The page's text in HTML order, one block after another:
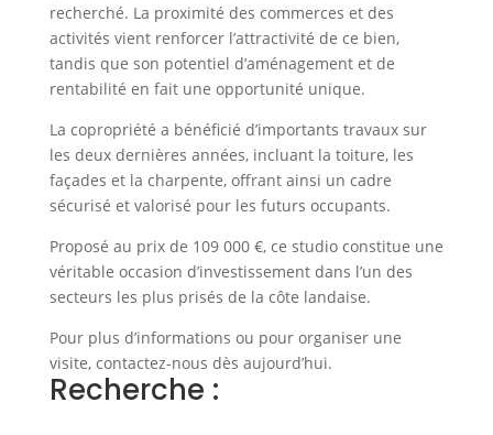
recherché. La proximité des commerces et des
activités vient renforcer l’attractivité de ce bien,
tandis que son potentiel d’aménagement et de
rentabilité en fait une opportunité unique.
La copropriété a bénéficié d’importants travaux sur
les deux dernières années, incluant la toiture, les
façades et la charpente, offrant ainsi un cadre
sécurisé et valorisé pour les futurs occupants.
Proposé au prix de 109 000 €, ce studio constitue une
véritable occasion d’investissement dans l’un des
secteurs les plus prisés de la côte landaise.
Pour plus d’informations ou pour organiser une
visite, contactez-nous dès aujourd’hui.
Recherche :